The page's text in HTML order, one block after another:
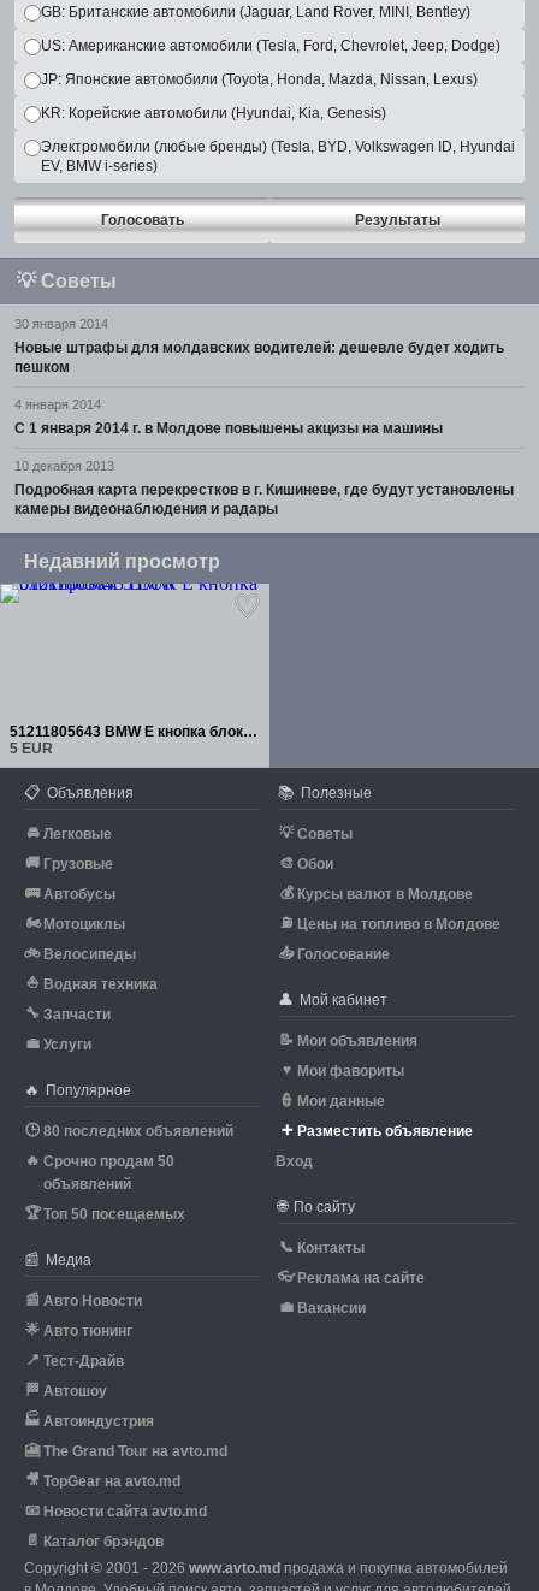
GB: Британские автомобили (Jaguar, Land Rover, MINI, Bentley)
US: Американские автомобили (Tesla, Ford, Chevrolet, Jeep, Dodge)
JP: Японские автомобили (Toyota, Honda, Mazda, Nissan, Lexus)
KR: Корейские автомобили (Hyundai, Kia, Genesis)
Электромобили (любые бренды) (Tesla, BYD, Volkswagen ID, Hyundai
EV, BMW i-series)
Голосовать Результаты
💡 Советы
30 января 2014
Новые штрафы для молдавских водителей: дешевле будет ходить
пешком
4 января 2014
С 1 января 2014 г. в Молдове повышены акцизы на машины
10 декабря 2013
Подробная карта перекрестков в г. Кишиневе, где будут установлены
камеры видеонаблюдения и радары
Недавний просмотр
51211805643 BMW E кнопка блокировки
5 EUR
📋 Объявления
🚘 Легковые
🚚 Грузовые
🚌 Автобусы
🏍 Мотоциклы
🚲 Велосипеды
⛵ Водная техника
🔧 Запчасти
💼 Услуги
🔥 Популярное
🕒 80 последних объявлений
🔥 Срочно продам 50
объявлений
🏆Топ 50 посещаемых
📰 Медиа
📰 Авто Новости
🌟 Авто тюнинг
📍 Тест-Драйв
🏁 Автошоу
🏭 Автоиндустрия
🎦 The Grand Tour на avto.md
🎥 TopGear на avto.md
📧 Новости сайта avto.md
📄 Каталог брэндов
📚 Полезные
💡 Советы
🎨 Обои
💰 Курсы валют в Молдове
⛽ Цены на топливо в Молдове
📥 Голосование
👤 Мой кабинет
📝 Мои объявления
♥ Мои фавориты
👮 Мои данные
➕ Разместить объявление
Вход
🌐 По сайту
📞 Контакты
👓 Реклама на сайте
💼 Вакансии
Copyright © 2001 - 2026 www.avto.md продажа и покупка автомобилей